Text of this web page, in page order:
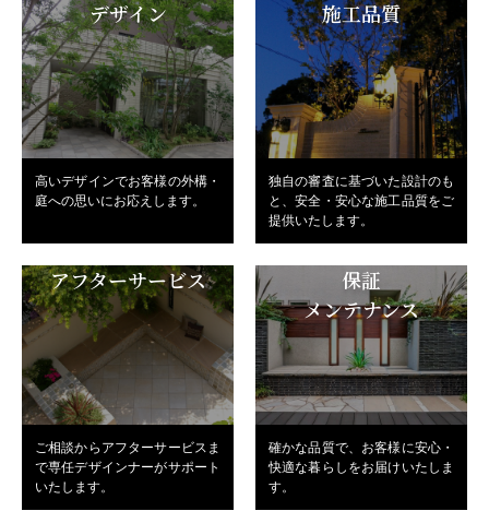
デザイン
高いデザインでお客様の外構・
庭への思いにお応えします。
施工品質
独自の審査に基づいた設計のも
と、安全・安心な施工品質をご
提供いたします。
アフターサービス
ご相談からアフターサービスま
で専任デザインナーがサポート
いたします。
保証
メンテナンス
確かな品質で、お客様に安心・
快適な暮らしをお届けいたしま
す。